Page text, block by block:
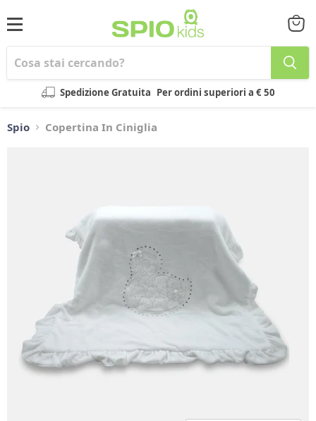
Menu
Spedizione Gratuita Per ordini superiori a € 50
il
Spio Copertina In Ciniglia